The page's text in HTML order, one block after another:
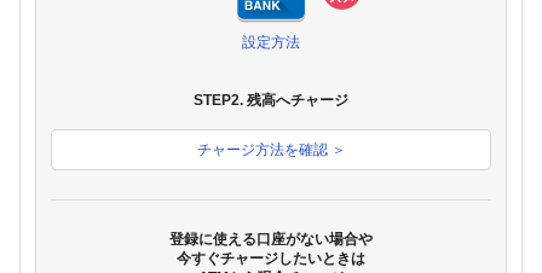
設定方法
STEP2. 残高へチャージ
チャージ方法を確認 ＞
登録に使える口座がない場合や
今すぐチャージしたいときは